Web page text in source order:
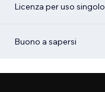
Licenza per uso singolo
Buono a sapersi